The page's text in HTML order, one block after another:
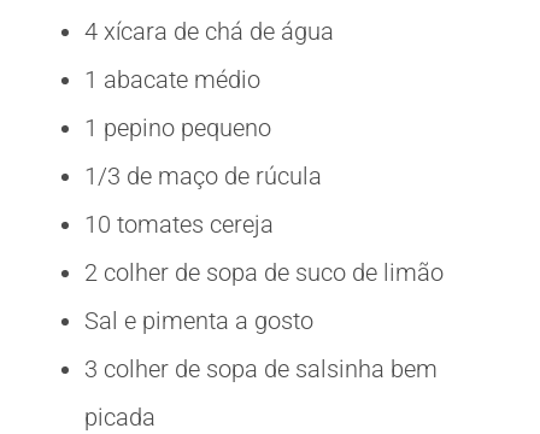
4 xícara de chá de água
1 abacate médio
1 pepino pequeno
1/3 de maço de rúcula
10 tomates cereja
2 colher de sopa de suco de limão
Sal e pimenta a gosto
3 colher de sopa de salsinha bem
picada